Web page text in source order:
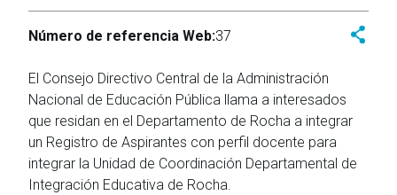
Número de referencia Web:37
El Consejo Directivo Central de la Administración
Nacional de Educación Pública llama a interesados
que residan en el Departamento de Rocha a integrar
un Registro de Aspirantes con perfil docente para
integrar la Unidad de Coordinación Departamental de
Integración Educativa de Rocha.